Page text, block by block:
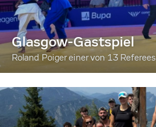
Glasgow-Gastspiel
Roland Poiger einer von 13 Referees